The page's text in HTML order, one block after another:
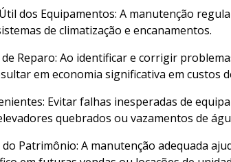
dos Equipamentos: A manutenção
de climatização e encanamentos.
de Reparo: Ao identificar e corrigir
em economia significativa em custos
Evitar falhas inesperadas de
quebrados ou vazamentos de
do Patrimônio: A manutenção adequada